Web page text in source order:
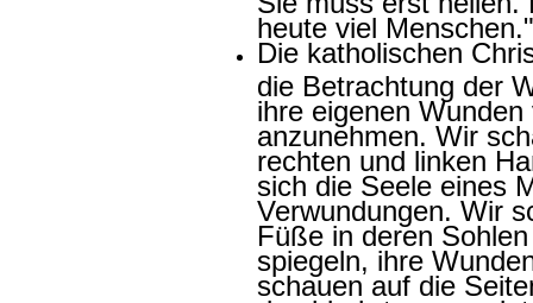
heute viel Menschen."
Die katholischen
die Betrachtung der
ihre eigenen
anzunehmen. Wir
rechten und linken
sich die Seele eines
Verwundungen. Wir
Füße in deren
spiegeln, ihre
schauen auf die